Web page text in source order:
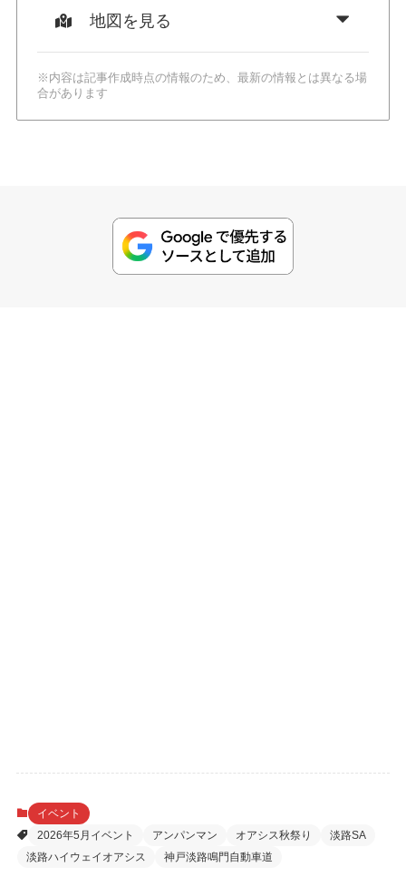
地図を見る
※内容は記事作成時点の情報のため、最新の情報とは異なる場
合があります
イベント
2026年5月イベント
アンパンマン オアシス秋祭り
淡路SA
淡路ハイウェイオアシス
神戸淡路鳴門自動車道